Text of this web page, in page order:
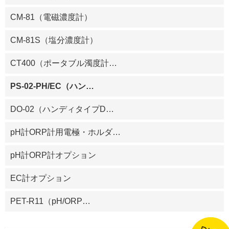
CM-81（電磁濃度計）
CM-81S（塩分濃度計）
CT400（ポータブル濁度計…
PS-02-PH/EC（ハン…
DO-02（ハンディタイプD…
pH計ORP計用電極・ホルダ…
pH計ORP計オプション
EC計オプション
PET-R11（pH/ORP…